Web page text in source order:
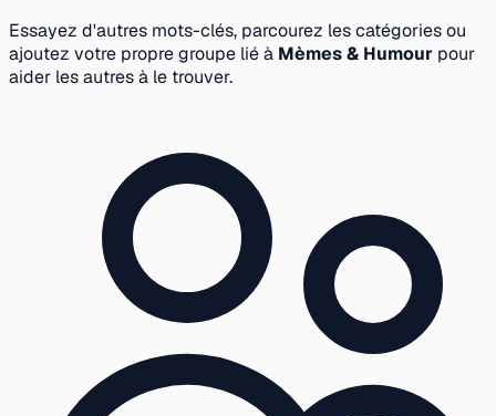
Essayez d'autres mots-clés, parcourez les catégories ou
ajoutez votre propre groupe lié à Mèmes & Humour pour
aider les autres à le trouver.